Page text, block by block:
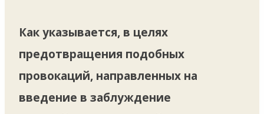
Как указывается, в целях
предотвращения подобных
провокаций, направленных на
введение в заблуждение